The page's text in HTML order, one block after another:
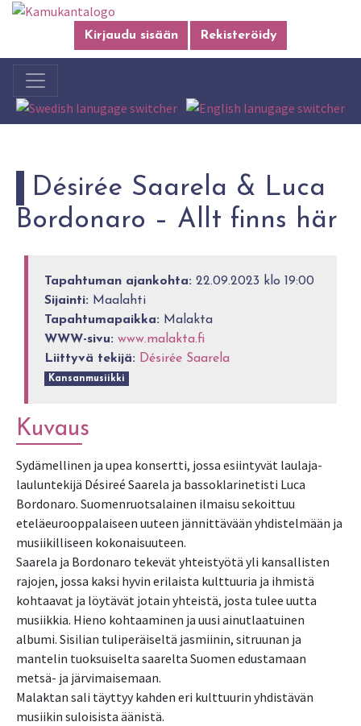
Kirjaudu sisään Rekisteröidy
Désirée Saarela & Luca
Bordonaro – Allt finns här
Tapahtuman ajankohta: 22.09.2023 klo 19:00
Sijainti: Maalahti
Tapahtumapaikka: Malakta
WWW-sivu: www.malakta.fi
Liittyvä tekijä: Désirée Saarela
Kansanmusiikki
Kuvaus
Sydämellinen ja upea konsertti, jossa esiintyvät laulaja-
lauluntekijä Désireé Saarela ja bassoklarinetisti Luca
Bordonaro. Suomenruotsalainen ilmaisu sekoittuu
eteläeurooppalaiseen uuteen jännittävään yhdistelmään ja
musiikilliseen kokonaisuuteen.
Saarela ja Bordonaro tekevät yhteistyötä yli kansallisten
rajojen, jossa kaksi hyvin erilaista kulttuuria ja ihmistä
kohtaavat ja löytävät jotain yhteistä, josta tulee uutta
musiikkia. Hieno kohtaaminen ja uusi ainutlaatuinen
albumi. Sisilian tuliperäiseltä jasmiinin, sitruunan ja
mantelin tuoksuiselta saarelta Suomen edustamaan
metsä- ja järvimaisemaan.
Malaktan sali täyttyy kahden eri kulttuurin yhdistävän
musiikin suloisista äänistä.